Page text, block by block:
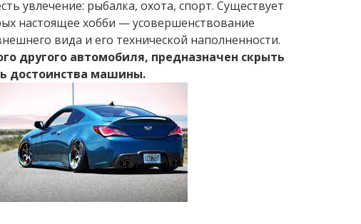
увлечение: рыбалка, охота, спорт. Существует
настоящее хобби — усовершенствование
вида и его технической наполненности.
другого автомобиля, предназначен скрыть
достоинства машины.